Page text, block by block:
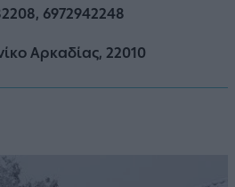
6972942248
Αρκαδίας, 22010